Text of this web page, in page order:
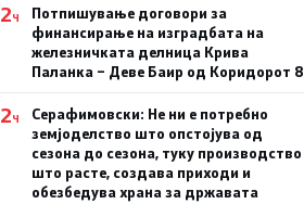
2Ч
Потпишување договори за
финансирање на изградбата на
железничката делница Крива
Паланка – Деве Баир од Коридорот 8
2Ч
Серафимовски: Не ни е потребно
земјоделство што опстојува од
сезона до сезона, туку производство
што расте, создава приходи и
обезбедува храна за државата